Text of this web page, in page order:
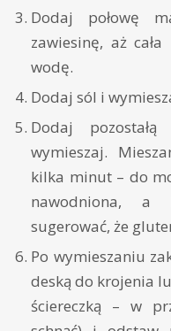
Dodaj połowę
zawiesinę, aż
wodę.
Dodaj sól i
Dodaj
wymieszaj.
kilka minut – do
nawodniona, a
sugerować, że
Po wymieszaniu
deską do krojenia
ściereczką – w